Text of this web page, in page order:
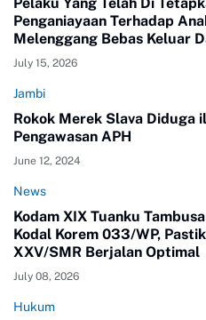
Pelaku Yang Telah Di
Penganiayaan Terhadap
Melenggang Bebas Keluar
July 15, 2026
Jambi
Rokok Merek Slava Diduga
Pengawasan APH
June 12, 2024
News
Kodam XIX Tuanku
Kodal Korem 033/WP,
XXV/SMR Berjalan Optimal
July 08, 2026
Hukum